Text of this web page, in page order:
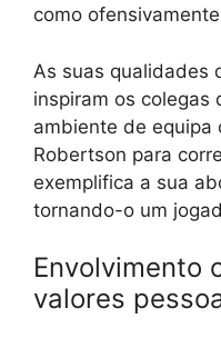
como
As suas qualidades
inspiram os colegas
ambiente de equipa
Robertson para
exemplifica a sua
tornando-o um
Envolvimento
valores